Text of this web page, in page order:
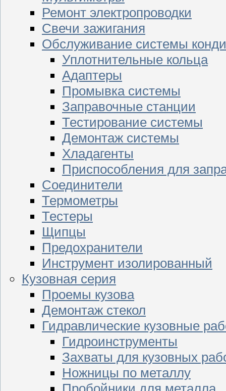
Ремонт электропроводки
Свечи зажигания
Обслуживание системы
Уплотнительные кольца
Адаптеры
Промывка системы
Заправочные станции
Тестирование системы
Демонтаж системы
Хладагенты
Приспособления для
Соединители
Термометры
Тестеры
Щипцы
Предохранители
Инструмент изолированный
Кузовная серия
Проемы кузова
Демонтаж стекол
Гидравлические кузовные
Гидроинструменты
Захваты для кузовных
Ножницы по металлу